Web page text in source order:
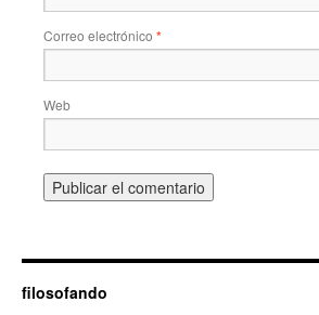
Correo electrónico *
Web
filosofando